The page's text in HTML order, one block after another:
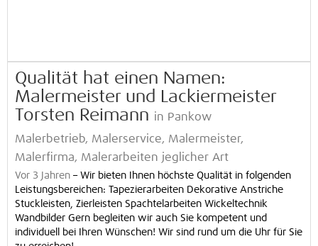
Qualität hat einen Namen:
Malermeister und Lackiermeister
Torsten Reimann in Pankow
Malerbetrieb, Malerservice, Malermeister,
Malerfirma, Malerarbeiten jeglicher Art
Vor 3 Jahren – Wir bieten Ihnen höchste Qualität in folgenden
Leistungsbereichen: Tapezierarbeiten Dekorative Anstriche
Stuckleisten, Zierleisten Spachtelarbeiten Wickeltechnik
Wandbilder Gern begleiten wir auch Sie kompetent und
individuell bei Ihren Wünschen! Wir sind rund um die Uhr für Sie